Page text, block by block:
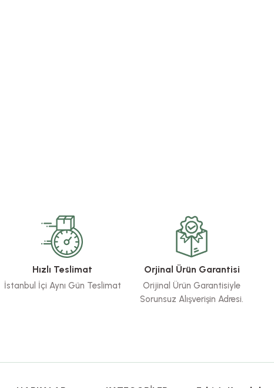
Hızlı Teslimat
İstanbul İçi Aynı Gün Teslimat
Orjinal Ürün Garantisi
Orijinal Ürün Garantisiyle
Sorunsuz Alışverişin Adresi.